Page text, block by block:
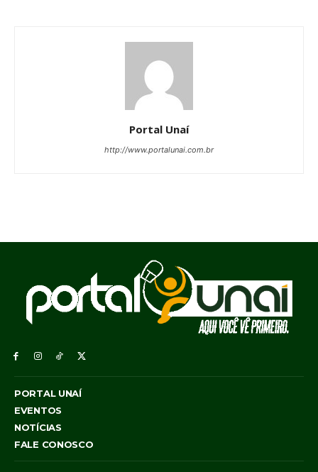
Portal Unaí
http://www.portalunai.com.br
PORTAL UNAÍ
EVENTOS
NOTÍCIAS
FALE CONOSCO